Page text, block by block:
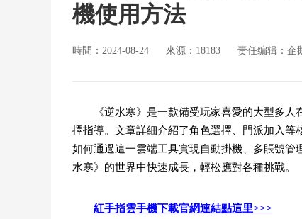
機使用方法
時間：2024-08-24 來源：18183 责任编辑：企
《逆水寒》是一款備受玩家喜愛的大型多
擇指導。文章詳細介紹了角色選擇、門派加入等
如何通過這一雲端工具實現自動掛機、多賬號
水寒》的世界中快速成長，輕松應對各種挑戰。
紅手指雲手機下載官網連結點這里>>>